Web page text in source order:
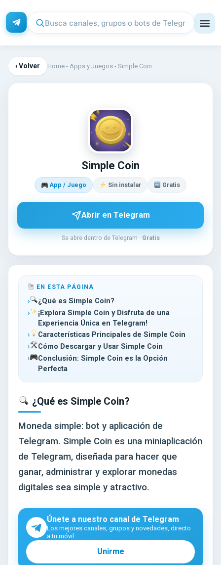
‹ Volver Home - Apps y Juegos - Simple Coin
SI
Simple Coin
App / Juego Sin instalar Gratis
Abrir en Telegram
Se abre dentro de Telegram · Gratis
EN ESTA PÁGINA
¿Qué es Simple Coin?
¡Explora Simple Coin y Disfruta de una
Experiencia Única en Telegram!
Características Principales de Simple Coin
Cómo Descargar y Usar Simple Coin
Conclusión: Simple Coin es la Opción
Perfecta
¿Qué es Simple Coin?
Moneda simple: bot y aplicación de
Telegram. Simple Coin es una miniaplicación
de Telegram, diseñada para hacer que
ganar, administrar y explorar monedas
digitales sea simple y atractivo.
Únete a nuestro canal de Telegram
Los mejores canales, grupos y novedades, directo
a tu móvil.
Unirme